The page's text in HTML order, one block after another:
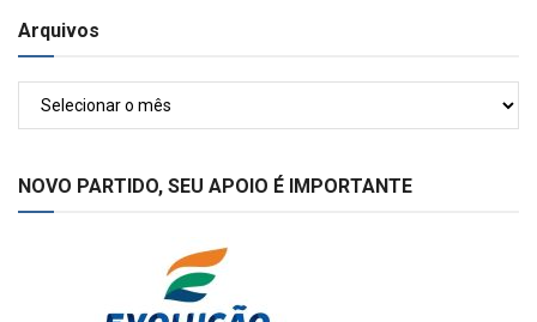
Arquivos
Arquivos
NOVO PARTIDO, SEU APOIO É IMPORTANTE